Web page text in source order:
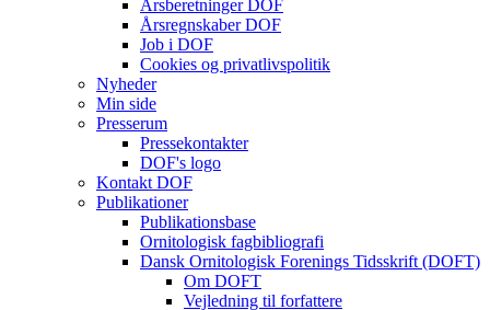
Årsberetninger DOF
Årsregnskaber DOF
Job i DOF
Cookies og privatlivspolitik
Nyheder
Min side
Presserum
Pressekontakter
DOF's logo
Kontakt DOF
Publikationer
Publikationsbase
Ornitologisk fagbibliografi
Dansk Ornitologisk Forenings Tidsskrift (DOFT)
Om DOFT
Vejledning til forfattere